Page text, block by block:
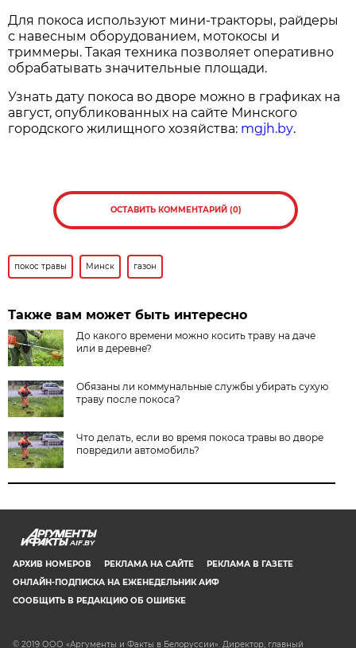
Для покоса используют мини-тракторы, райдеры
с навесным оборудованием, мотокосы и
триммеры. Такая техника позволяет оперативно
обрабатывать значительные площади.
Узнать дату покоса во дворе можно в графиках на
август, опубликованных на сайте Минского
городского жилищного хозяйства: mgjh.by.
ОСТАВИТЬ КОММЕНТАРИЙ (0)
покос травы Минск газон
Также вам может быть интересно
До какого времени можно косить траву на даче
или в деревне?
Обязаны ли коммунальные службы убирать сухую
траву после покоса?
Что делать, если во время покоса травы во дворе
повредили автомобиль?
AIF.BY
АРХИВ НОМЕРОВ РЕКЛАМА НА САЙТЕ
РЕКЛАМА В ГАЗЕТЕ
ОНЛАЙН-ПОДПИСКА НА ЕЖЕНЕДЕЛЬНИК АИФ
СООБЩИТЬ В РЕДАКЦИЮ ОБ ОШИБКЕ
© 2019 ООО «Аргументы и Факты в Белоруссии». Директор, главный